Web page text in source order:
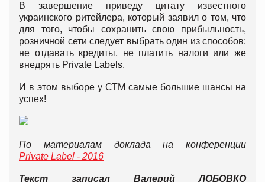
В завершение приведу цитату известного
украинского ритейлера, который заявил о том, что
для того, чтобы сохранить свою прибыльность,
розничной сети следует выбрать один из способов:
не отдавать кредиты, не платить налоги или же
внедрять Private Labels.
И в этом выборе у СТМ самые большие шансы на
успех!
По материалам доклада на конференции
Private Label - 2016
Текст записал Валерий ЛОБОВКО